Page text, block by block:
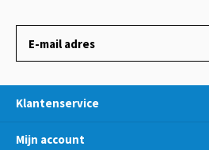
Klantenservice
Mijn account